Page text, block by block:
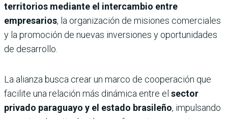
territorios mediante el intercambio entre
empresarios, la organización de misiones comerciales
y la promoción de nuevas inversiones y oportunidades
de desarrollo.
La alianza busca crear un marco de cooperación que
facilite una relación más dinámica entre el sector
privado paraguayo y el estado brasileño, impulsando